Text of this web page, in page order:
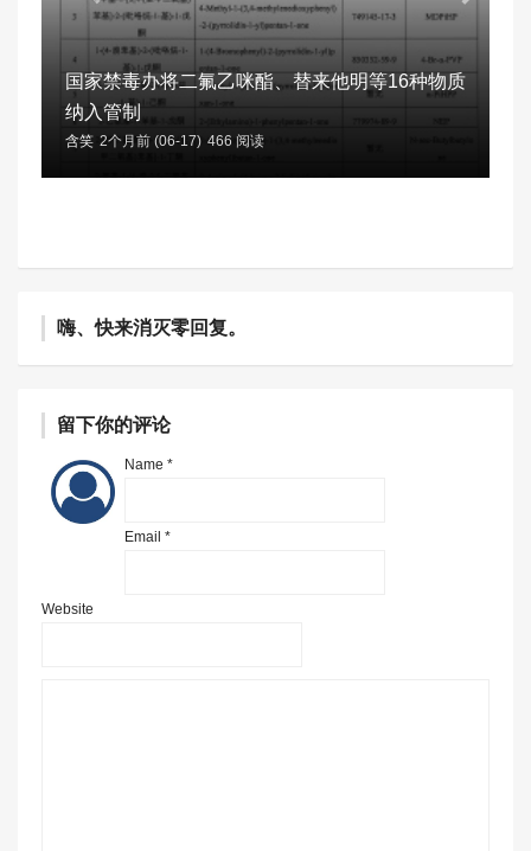
国家禁毒办将二氟乙咪酯、替来他明等16种物质
纳入管制
含笑 2个月前 (06-17) 466 阅读
嗨、快来消灭零回复。
留下你的评论
Name *
Email *
Website